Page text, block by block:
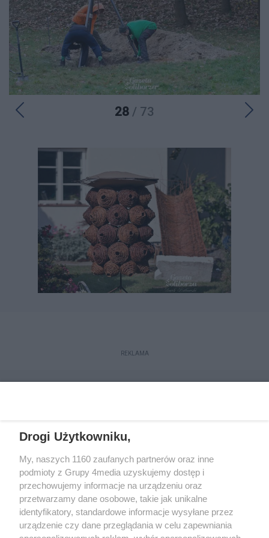
28 / 73
REKLAMA
Reklama Kontakt Regulamin
Dystrybucja
Regulamin prenumeraty
Polityka Prywatności
Drogi Użytkowniku,
My, naszych 1160 zaufanych partnerów oraz inne
podmioty z Grupy 4media uzyskujemy dostęp i
przechowujemy informacje na urządzeniu oraz
przetwarzamy dane osobowe, takie jak unikalne
identyfikatory, standardowe informacje wysyłane przez
urządzenie czy dane przeglądania w celu zapewniania